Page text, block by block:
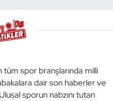
tüm spor branşlarında milli
dair son haberler ve
sporun nabzını tutan